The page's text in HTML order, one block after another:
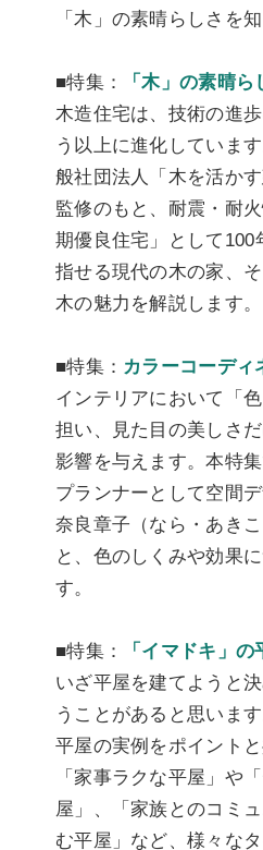
「木」の素晴らしさを
■特集：
「木」の素晴
木造住宅は、技術の進
う以上に進化していま
般社団法人「木を活か
監修のもと、耐震・耐
期優良住宅」として100
指せる現代の木の家、
木の魅力を解説します。
■特集： カラーコーディ
インテリアにおいて「
担い、見た目の美しさ
影響を与えます。本特
プランナーとして空間
奈良章子（なら・あき
と、色のしくみや効果
す。
■特集：
「イマドキ」の
いざ平屋を建てようと
うことがあると思いま
平屋の実例をポイント
「家事ラクな平屋」や
屋」、「家族とのコミ
む平屋」など、様々な